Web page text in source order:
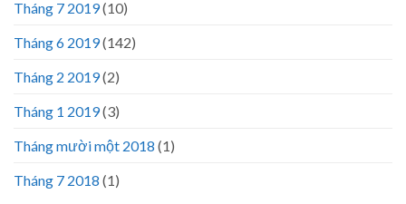
Tháng 7 2019(10)
Tháng 6 2019(142)
Tháng 2 2019(2)
Tháng 1 2019(3)
Tháng mười một 2018 (1)
Tháng 7 2018 (1)